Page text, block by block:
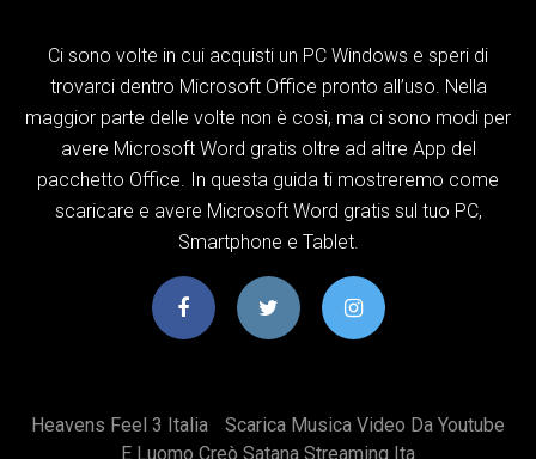
Ci sono volte in cui acquisti un PC Windows e speri di
trovarci dentro Microsoft Office pronto all’uso. Nella
maggior parte delle volte non è così, ma ci sono modi per
avere Microsoft Word gratis oltre ad altre App del
pacchetto Office. In questa guida ti mostreremo come
scaricare e avere Microsoft Word gratis sul tuo PC,
Smartphone e Tablet.
Heavens Feel 3 Italia
Scarica Musica Video Da Youtube
E Luomo Creò Satana Streaming Ita